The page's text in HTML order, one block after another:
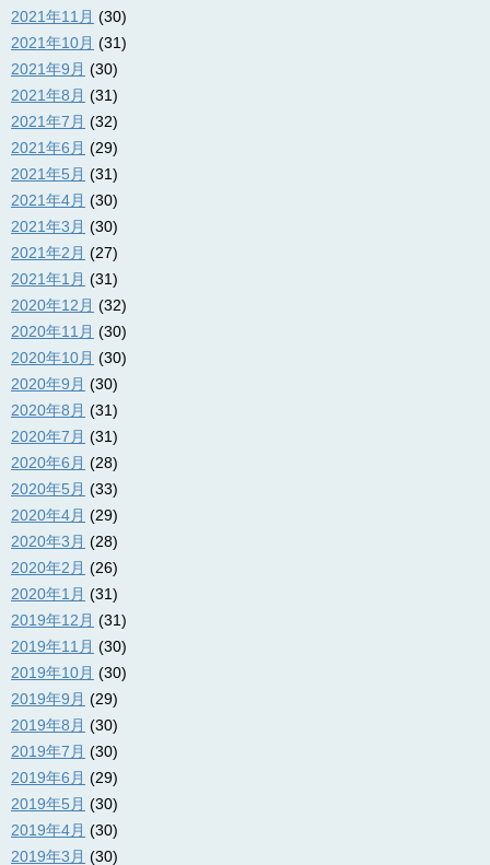
2021年11月 (30)
2021年10月 (31)
2021年9月 (30)
2021年8月 (31)
2021年7月 (32)
2021年6月 (29)
2021年5月 (31)
2021年4月 (30)
2021年3月 (30)
2021年2月 (27)
2021年1月 (31)
2020年12月 (32)
2020年11月 (30)
2020年10月 (30)
2020年9月 (30)
2020年8月 (31)
2020年7月 (31)
2020年6月 (28)
2020年5月 (33)
2020年4月 (29)
2020年3月 (28)
2020年2月 (26)
2020年1月 (31)
2019年12月 (31)
2019年11月 (30)
2019年10月 (30)
2019年9月 (29)
2019年8月 (30)
2019年7月 (30)
2019年6月 (29)
2019年5月 (30)
2019年4月 (30)
2019年3月 (30)